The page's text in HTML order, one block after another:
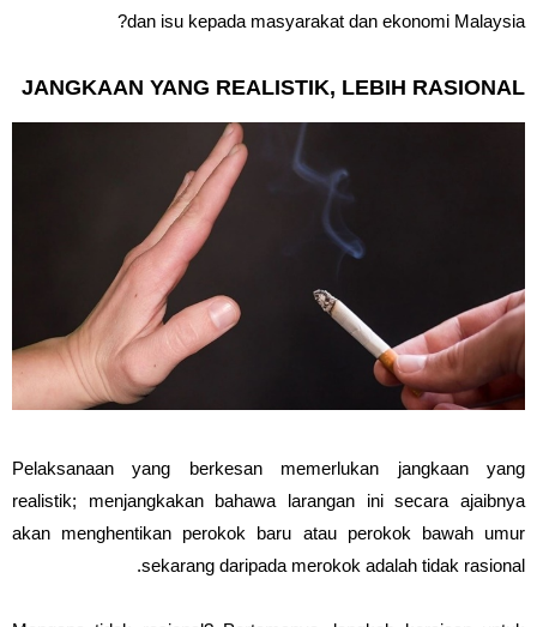
dan isu kepada masyarakat dan ekonomi Malaysia?
JANGKAAN YANG REALISTIK, LEBIH RASIONAL
Pelaksanaan yang berkesan memerlukan jangkaan yang
realistik; menjangkakan bahawa larangan ini secara ajaibnya
akan menghentikan perokok baru atau perokok bawah umur
sekarang daripada merokok adalah tidak rasional.